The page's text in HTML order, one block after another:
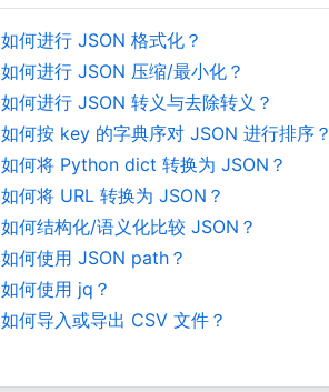
如何进行 JSON 格式化？
如何进行 JSON 压缩/最小化？
如何进行 JSON 转义与去除转义？
如何按 key 的字典序对 JSON 进行排序？
如何将 Python dict 转换为 JSON？
如何将 URL 转换为 JSON？
如何结构化/语义化比较 JSON？
如何使用 JSON path？
如何使用 jq？
如何导入或导出 CSV 文件？